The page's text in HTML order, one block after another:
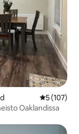
5 (107)
Oaklandissa